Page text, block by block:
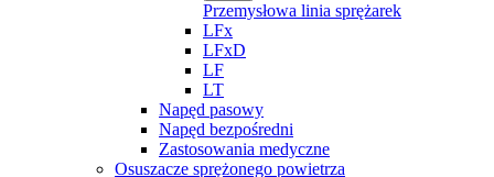
Przemysłowa linia sprężarek
LFx
LFxD
LF
LT
Napęd pasowy
Napęd bezpośredni
Zastosowania medyczne
Osuszacze sprężonego powietrza